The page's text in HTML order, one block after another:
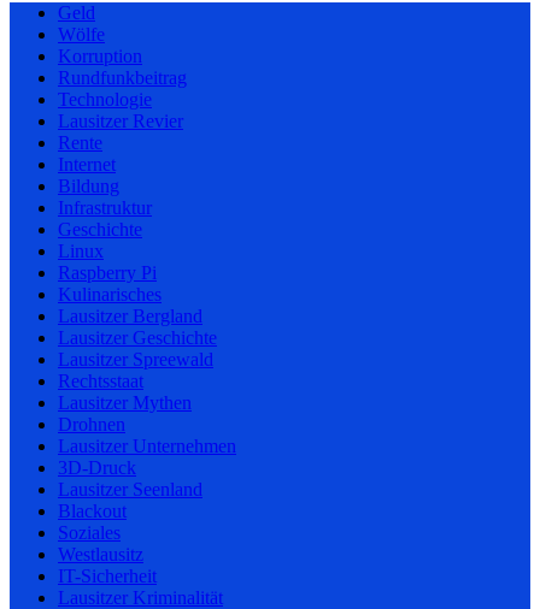
Geld
Wölfe
Korruption
Rundfunkbeitrag
Technologie
Lausitzer Revier
Rente
Internet
Bildung
Infrastruktur
Geschichte
Linux
Raspberry Pi
Kulinarisches
Lausitzer Bergland
Lausitzer Geschichte
Lausitzer Spreewald
Rechtsstaat
Lausitzer Mythen
Drohnen
Lausitzer Unternehmen
3D-Druck
Lausitzer Seenland
Blackout
Soziales
Westlausitz
IT-Sicherheit
Lausitzer Kriminalität